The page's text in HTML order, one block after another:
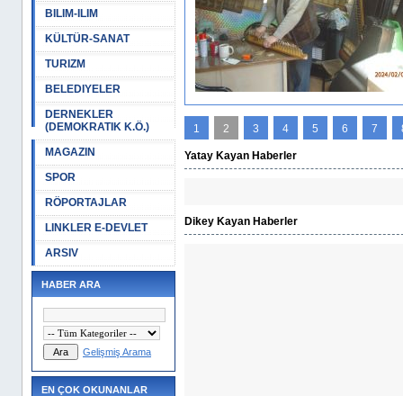
BILIM-ILIM
KÜLTÜR-SANAT
TURIZM
BELEDIYELER
DERNEKLER
(DEMOKRATIK K.Ö.)
MAGAZIN
SPOR
RÖPORTAJLAR
LINKLER E-DEVLET
ARSIV
HABER ARA
Gelişmiş Arama
EN ÇOK OKUNANLAR
Yatay Kayan Haberler
Dikey Kayan Haberler